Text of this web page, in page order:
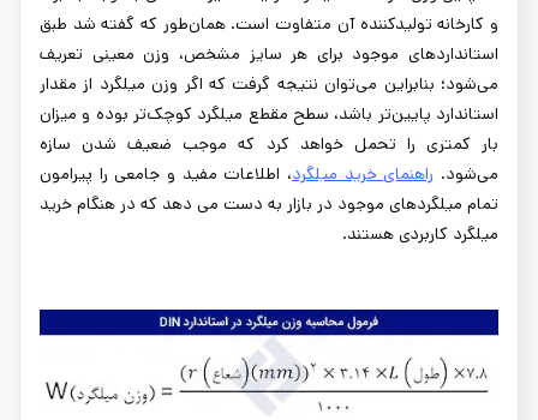
و کارخانه تولیدکننده آن متفاوت است. همان‌طور که گفته شد طبق
استانداردهای موجود برای هر سایز مشخص، وزن معینی تعریف
می‌شود؛ بنابراین می‌توان نتیجه گرفت که اگر وزن میلگرد از مقدار
استاندارد پایین‌تر باشد، سطح مقطع میلگرد کوچک‌تر بوده و میزان
بار کمتری را تحمل خواهد کرد که موجب ضعیف شدن سازه
می‌شود. راهنمای خرید میلگرد، اطلاعات مفید و جامعی را پیرامون
تمام میلگردهای موجود در بازار به دست می دهد که در هنگام خرید
میلگرد کاربردی هستند.